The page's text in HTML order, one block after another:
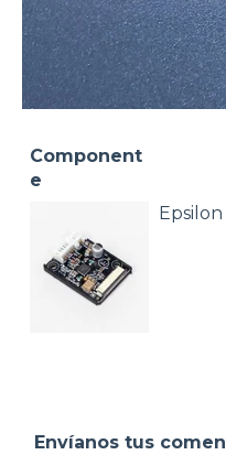
Component
e
Envíanos tus